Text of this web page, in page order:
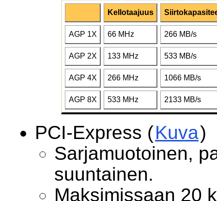
Kellotaajuus
AGP 1X 66 MHz 266 MB/s
AGP 2X 133 MHz 533 MB/s
AGP 4X 266 MHz 1066 MB/s
AGP 8X 533 MHz 2133 MB/s
PCI-Express (Kuva)
Sarjamuotoinen,
suuntainen.
Maksimissaan 20